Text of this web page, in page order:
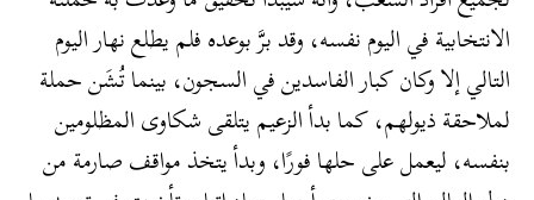
الانتخابية في اليوم نفسه، وقد برَّ بوعده فلم يطلع نهار اليوم
التالي إلا وكان كبار الفاسدين في السجون، بينما تُشَن حملة
لملاحقة ذيولهم، كما بدأ الزعيم يتلقى شكاوى المظلومين
بنفسه، ليعمل على حلها فورًا، وبدأ يتخذ مواقف صارمة من